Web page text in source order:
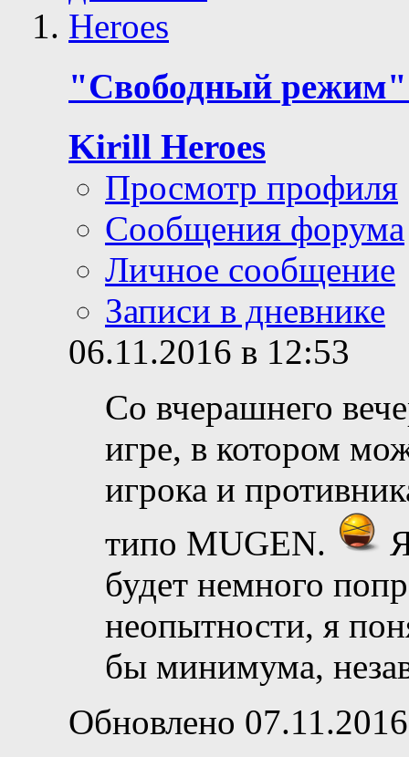
"Свободный режим"
Kirill Heroes
Просмотр профиля
Сообщения форума
Личное сообщение
Записи в дневнике
06.11.2016 в 12:53
Со вчерашнего
игре, в котором
игрока и
типо MUGEN.
будет немного
неопытности, я
бы минимума,
Обновлено